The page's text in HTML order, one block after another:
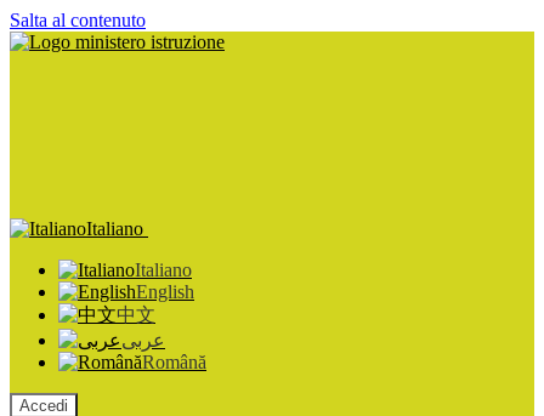
Salta al contenuto
Italiano
Italiano
English
中文
عربى
Română
Accedi